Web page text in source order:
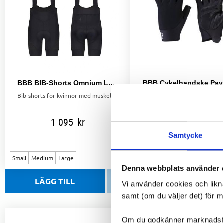
Samtycke
Denna webbplats använder
Vi använder cookies och
samt (om du väljer det) för
Om du godkänner
BBB BIB-Shorts Omnium Lady EasyBreak Svart
1 095 kr
Lägg till i favoriter
Small Medium Large
329kr